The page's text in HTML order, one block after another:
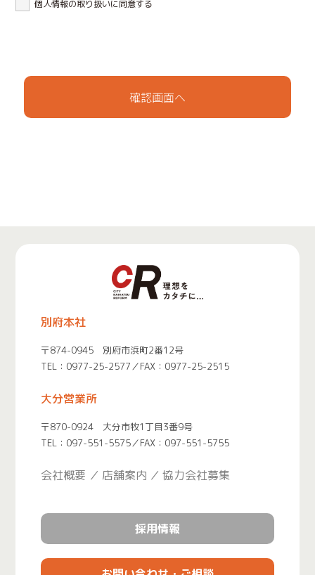
退職した従業員の情報は、在職中に管理していた情報の申し出
個人情報の委託当社は、建設工事業、内装仕上工事履行、不動産
売買、賃貸業務を履行するため外部協力業者や賃貸管理業者等に委
努めます。
住所等の所要項目に付いては、書面、郵便物、電話、電子メール、
又、第三者への提供にあたっては、機密保持のために必要な措置を
講じます。第三者への個人情報の提供は、停止請求ができますが、
契約履行上、管理上の支障が生じることがあります。
個人情報の取り扱いに同意する
別府本社
〒874-0945 別府市浜町2番12号
TEL： 0977-25-2577／FAX：0977-25-2515
大分営業所
〒870-0924 大分市牧1丁目3番9号
TEL： 097-551-5575／FAX：097-551-5755
会社概要 店舗案内 協力会社募集
採用情報